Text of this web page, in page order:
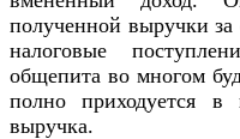
полученной выручки за
налоговые
общепита во многом
полно приходуется в
выручка.